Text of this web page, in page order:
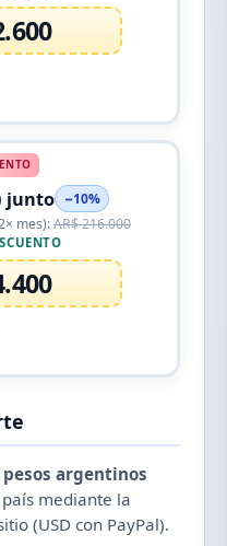
junto −10%
mes):AR$ 216.000
pesos argentinos
mediante la
(USD con PayPal).